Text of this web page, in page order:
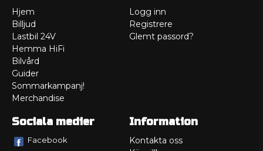
Hjem
Billjud
Lastbil 24V
Hemma HiFi
Bilvård
Guider
Sommarkampanj!
Merchandise
Logg inn
Registrere
Glemt passord?
Sociala medier
Facebook
Information
Kontakta oss